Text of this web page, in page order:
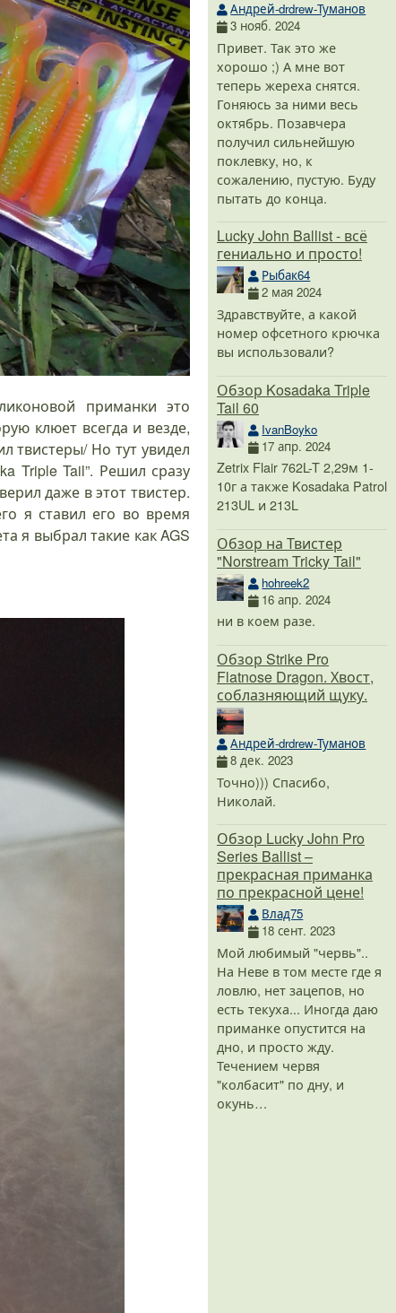
приманки это
клюет всегда и везде,
твистеры/ Но тут увидел
Triple Tail”. Решил сразу
даже в этот твистер.
я ставил его во время
я выбрал такие как AGS
Андрей-drdrew-Туманов
3 нояб. 2024
Привет. Так это же
хорошо ;) А мне вот
теперь жереха снятся.
Гоняюсь за ними весь
октябрь. Позавчера
получил сильнейшую
поклевку, но, к
сожалению, пустую. Буду
пытать до конца.
Lucky John Ballist - всё
гениально и просто!
Рыбак64
2 мая 2024
Здравствуйте, а какой
номер офсетного крючка
вы использовали?
Обзор Kosadaka Triple
Tail 60
IvanBoyko
17 апр. 2024
Zetrix Flair 762L-T 2,29м 1-
10г а также Kosadaka Patrol
213UL и 213L
Обзор на Твистер
"Norstream Tricky Tail"
hohreek2
16 апр. 2024
ни в коем разе.
Обзор Strike Pro
Flatnose Dragon. Хвост,
соблазняющий щуку.
Андрей-drdrew-Туманов
8 дек. 2023
Точно))) Спасибо,
Николай.
Обзор Lucky John Pro
Series Ballist –
прекрасная приманка
по прекрасной цене!
Влад75
18 сент. 2023
Мой любимый "червь"..
На Неве в том месте где я
ловлю, нет зацепов, но
есть текуха... Иногда даю
приманке опустится на
дно, и просто жду.
Течением червя
"колбасит" по дну, и
окунь…